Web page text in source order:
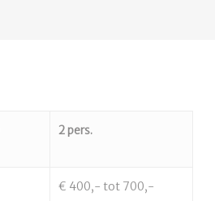
2 pers.
€ 400,- tot 700,-